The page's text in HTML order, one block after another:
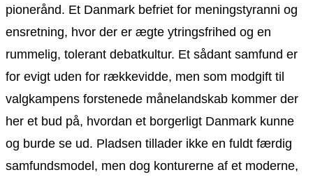
pionerånd. Et Danmark befriet for meningstyranni og
ensretning, hvor der er ægte ytringsfrihed og en
rummelig, tolerant debatkultur. Et sådant samfund er
for evigt uden for rækkevidde, men som modgift til
valgkampens forstenede månelandskab kommer der
her et bud på, hvordan et borgerligt Danmark kunne
og burde se ud. Pladsen tillader ikke en fuldt færdig
samfundsmodel, men dog konturerne af et moderne,